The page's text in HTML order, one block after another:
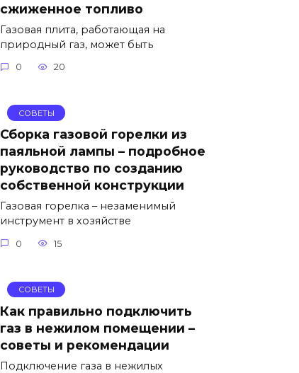
сжиженное топливо
Газовая плита, работающая на
природный газ, может быть
0 20
СОВЕТЫ
Сборка газовой горелки из
паяльной лампы – подробное
руководство по созданию
собственной конструкции
Газовая горелка – незаменимый
инструмент в хозяйстве
0 15
СОВЕТЫ
Как правильно подключить
газ в нежилом помещении –
советы и рекомендации
Подключение газа в нежилых